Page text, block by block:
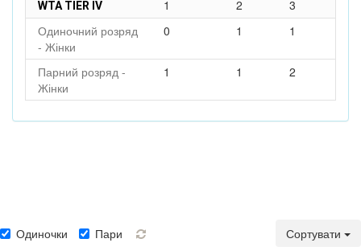
WTA TIER IV 1 2
3
Одиночний розряд
- Жінки
0 1 1
Парний розряд -
Жінки
1 1 2
Одиночки Пари Сортувати